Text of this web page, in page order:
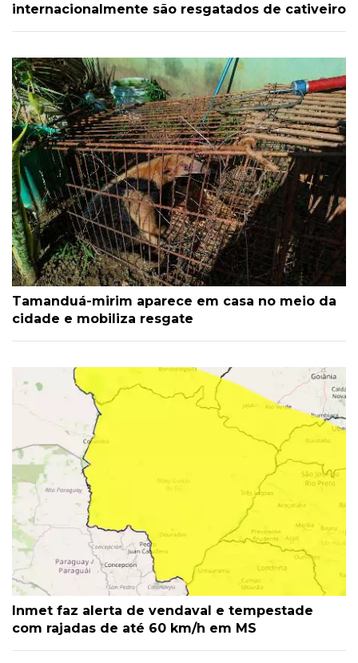
internacionalmente são resgatados de cativeiro
Tamanduá-mirim aparece em casa no meio da
cidade e mobiliza resgate
Inmet faz alerta de vendaval e tempestade
com rajadas de até 60 km/h em MS